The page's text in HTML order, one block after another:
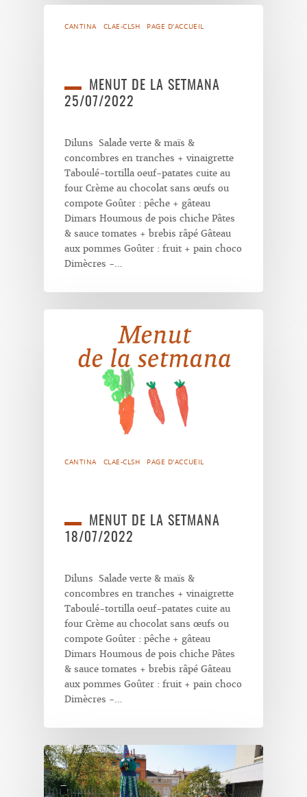
CANTINA CLAE-CLSH PAGE D'ACCUEIL
MENUT DE LA SETMANA
25/07/2022
Diluns Salade verte & maïs &
concombres en tranches + vinaigrette
Taboulé-tortilla oeuf-patates cuite au
four Crème au chocolat sans œufs ou
compote Goûter : pêche + gâteau
Dimars Houmous de pois chiche Pâtes
& sauce tomates + brebis râpé Gâteau
aux pommes Goûter : fruit + pain choco
Dimècres -…
CANTINA CLAE-CLSH PAGE D'ACCUEIL
MENUT DE LA SETMANA
18/07/2022
Diluns Salade verte & maïs &
concombres en tranches + vinaigrette
Taboulé-tortilla oeuf-patates cuite au
four Crème au chocolat sans œufs ou
compote Goûter : pêche + gâteau
Dimars Houmous de pois chiche Pâtes
& sauce tomates + brebis râpé Gâteau
aux pommes Goûter : fruit + pain choco
Dimècres -…